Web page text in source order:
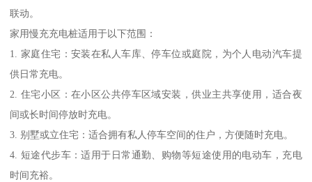
联动。
家用慢充充电桩适用于以下范围：
1. 家庭住宅：安装在私人车库、停车位或庭院，为个人电动汽车提
供日常充电。
2. 住宅小区：在小区公共停车区域安装，供业主共享使用，适合夜
间或长时间停放时充电。
3. 别墅或立住宅：适合拥有私人停车空间的住户，方便随时充电。
4. 短途代步车：适用于日常通勤、购物等短途使用的电动车，充电
时间充裕。